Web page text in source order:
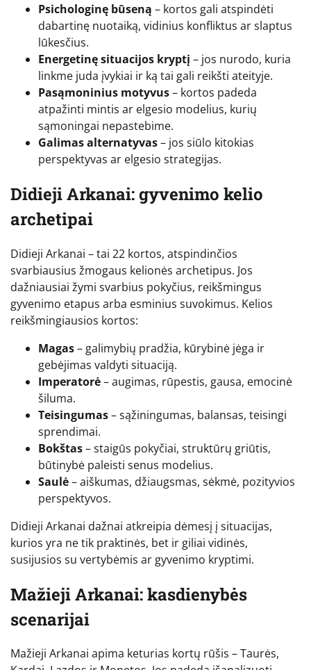
Psichologinę būseną – kortos gali atspindėti
dabartinę nuotaiką, vidinius konfliktus ar slaptus
lūkesčius.
Energetinę situacijos kryptį – jos nurodo, kuria
linkme juda įvykiai ir ką tai gali reikšti ateityje.
Pasąmoninius motyvus– kortos padeda
atpažinti mintis ar elgesio modelius, kurių
sąmoningai nepastebime.
Galimas alternatyvas– jos siūlo kitokias
perspektyvas ar elgesio strategijas.
Didieji Arkanai: gyvenimo kelio
archetipai
Didieji Arkanai – tai 22 kortos, atspindinčios
svarbiausius žmogaus kelionės archetipus. Jos
dažniausiai žymi svarbius pokyčius, reikšmingus
gyvenimo etapus arba esminius suvokimus. Kelios
reikšmingiausios kortos:
Magas– galimybių pradžia, kūrybinė jėga ir
gebėjimas valdyti situaciją.
Imperatorė– augimas, rūpestis, gausa, emocinė
šiluma.
Teisingumas– sąžiningumas, balansas, teisingi
sprendimai.
Bokštas– staigūs pokyčiai, struktūrų griūtis,
būtinybė paleisti senus modelius.
Saulė– aiškumas, džiaugsmas, sėkmė, pozityvios
perspektyvos.
Didieji Arkanai dažnai atkreipia dėmesį į situacijas,
kurios yra ne tik praktinės, bet ir giliai vidinės,
susijusios su vertybėmis ar gyvenimo kryptimi.
Mažieji Arkanai: kasdienybės
scenarijai
Mažieji Arkanai apima keturias kortų rūšis – Taurės,